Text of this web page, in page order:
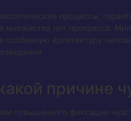
процессы,
множества лет прогресса.
особенную архитектуру
причине
повышенного фиксации